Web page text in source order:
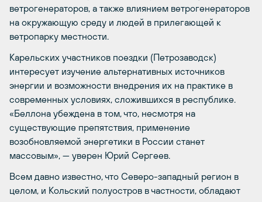
ветрогенераторов, а также влиянием ветрогенераторов
на окружающую среду и людей в прилегающей к
ветропарку местности.
Карельских участников поездки (Петрозаводск)
интересует изучение альтернативных источников
энергии и возможности внедрения их на практике в
современных условиях, сложившихся в республике.
«Беллона убеждена в том, что, несмотря на
существующие препятствия, применение
возобновляемой энергетики в России станет
массовым», — уверен Юрий Сергеев.
Всем давно известно, что Северо-западный регион в
целом, и Кольский полуостров в частности, обладают